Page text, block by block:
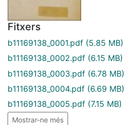
Fitxers
b11169138_0001.pdf (5.85 MB)
b11169138_0002.pdf (6.15 MB)
b11169138_0003.pdf (6.78 MB)
b11169138_0004.pdf (6.69 MB)
b11169138_0005.pdf (7.15 MB)
Mostrar-ne més